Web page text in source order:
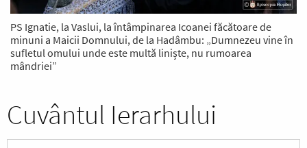
PS Ignatie, la Vaslui, la întâmpinarea Icoanei făcătoare de
minuni a Maicii Domnului, de la Hadâmbu: „Dumnezeu vine în
sufletul omului unde este multă liniște, nu rumoarea
mândriei”
Cuvântul Ierarhului